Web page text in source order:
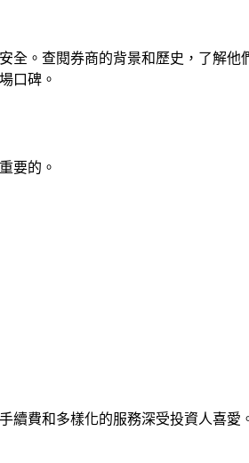
全。查閱券商的背景和歷史，了解他
口碑。
要的。
續費和多樣化的服務深受投資人喜愛